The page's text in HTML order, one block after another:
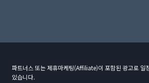
파트너스 또는 제휴마케팅(Affiliate)이 포함된 광고로 일
있습니다.